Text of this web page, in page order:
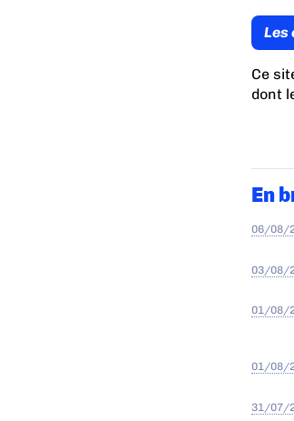
Les
Ce
dont
En
06/08/
03/08/
01/08/
01/08/
31/07/